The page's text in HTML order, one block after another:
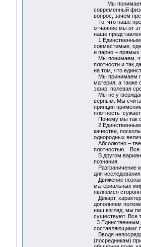
Мы понимаем,
современный
вопрос, зачем
То, что наше
отчаяние мы от
наше
совместимые,
и парно – прямых
Мы понимаем,
плотности и так
на том, что
Мы принимаем
материя, а также
эфир, полевая
Мы не
верным. Мы
принцип
плотность
Почему мы так
качестве,
однородных
Абсолютно –
плотностью. Все
В другом
познания.
Разграничение
для
Движение
материальных
являемся
Декарт,
дополняем
наш взгляд, мы
существуют. Все
3.Единственным,
составляющими:
Вводя
(посредникам)